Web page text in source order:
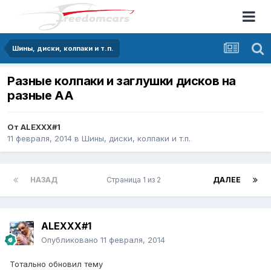
Шины, диски, колпаки и т.п.
Разные колпаки и заглушки дисков на
разные АА
От ALEXXX#1
11 февраля, 2014 в Шины, диски, колпаки и т.п.
НАЗАД ДАЛЕЕ
Страница 1 из 2
ALEXXX#1
Опубликовано 11 февраля, 2014
Тотально обновил тему